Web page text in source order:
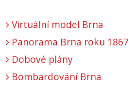
Virtuální model Brna
Panorama Brna roku 1867
Dobové plány
Bombardování Brna